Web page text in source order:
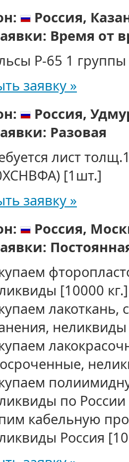
Россия,
Время от
Р-65 1
заявку »
Россия,
Разовая
лист
[1шт.]
заявку »
Россия,
[10000 кг.]
лакоткань,
по России
кабельную
Россия